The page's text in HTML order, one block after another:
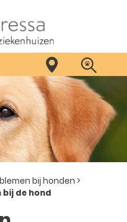
bij honden >
de hond